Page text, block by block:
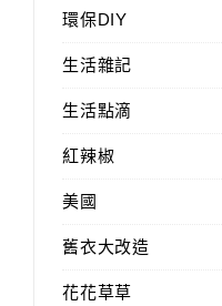
環保DIY
生活雜記
生活點滴
紅辣椒
美國
舊衣大改造
花花草草